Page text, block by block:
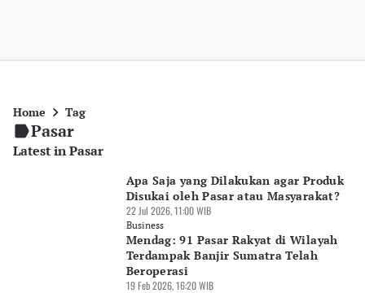
Home Tag
Pasar
Latest in Pasar
Apa Saja yang Dilakukan agar Produk
Disukai oleh Pasar atau Masyarakat?
22 Jul 2026, 11:00 WIB
Business
Mendag: 91 Pasar Rakyat di Wilayah
Terdampak Banjir Sumatra Telah
Beroperasi
19 Feb 2026, 16:20 WIB